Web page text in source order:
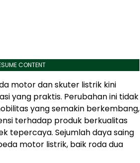
CONTENT
motor dan skuter listrik kini
yang praktis. Perubahan ini tidak
yang semakin berkembang,
terhadap produk berkualitas
tepercaya. Sejumlah daya saing
motor listrik, baik roda dua